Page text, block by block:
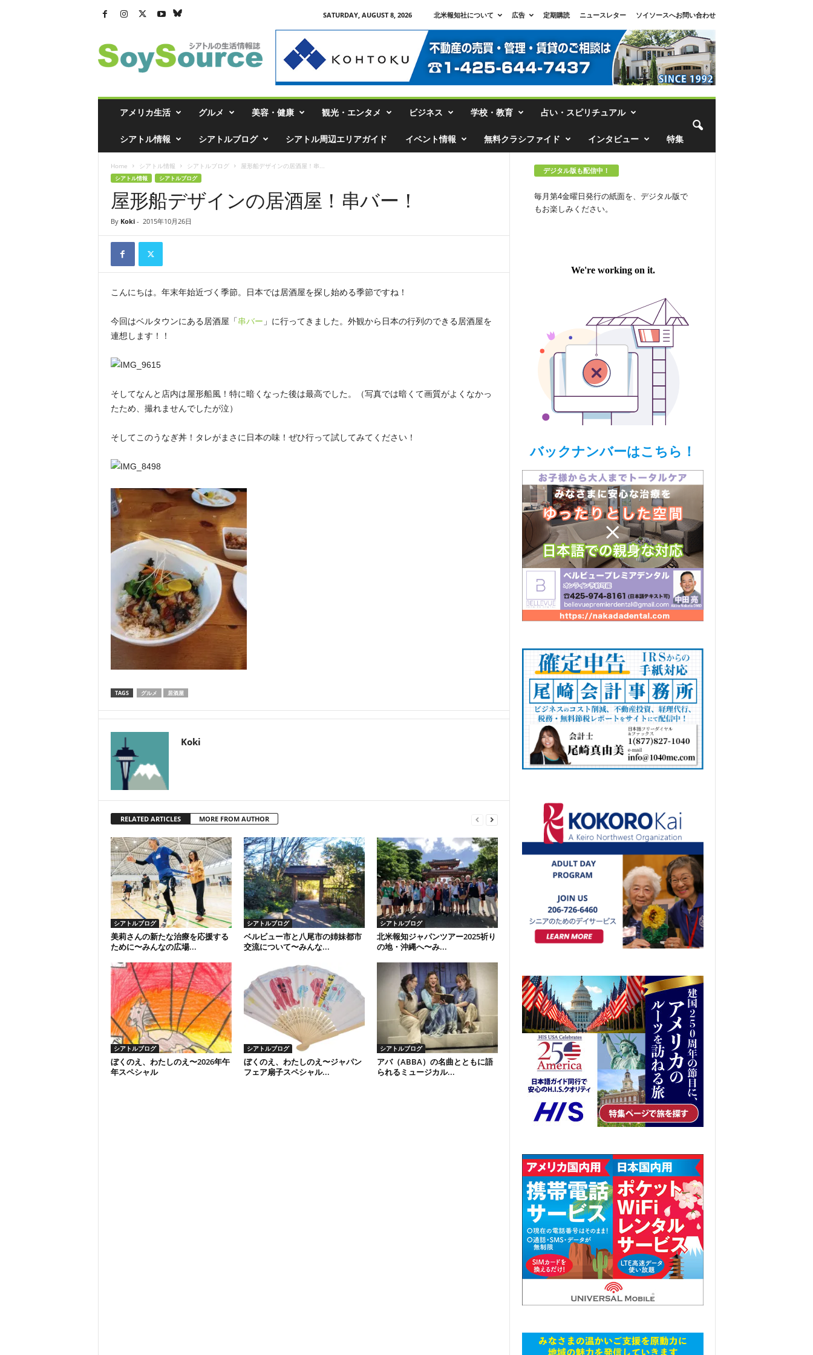
SATURDAY, AUGUST 8, 2026 北米報知社について 広告 定期購読 ニュースレター
ソイソースへお問い合わせ
ト
ル
アメリカ生活 グルメ 美容・健康 観光・エンタメ ビジネス 学校・教育 占い・スピリチュアル
シアトル情報 シアトルブログ シアトル周辺エリアガイド イベント情報 無料クラシファイド インタビュー 特集
Home シアトル情報 シアトルブログ 屋形船デザインの居酒屋！串...
シアトル情報 シアトルブログ
屋形船デザインの居酒屋！串バー！
By Koki- 2015年10月26日
こんにちは。年末年始近づく季節。日本では居酒屋を探し始める季節ですね！
今回はベルタウンにある居酒屋「串バー 」に行ってきました。外観から日本の行列のできる居酒屋を
連想します！！
そしてなんと店内は屋形船風！特に暗くなった後は最高でした。（写真では暗くて画質がよくなかっ
たため、撮れませんでしたが泣）
そしてこのうなぎ丼！タレがまさに日本の味！ぜひ行って試してみてください！
TAGS グルメ 居酒屋
Koki
RELATED ARTICLES MORE FROM AUTHOR
シアトルブログ
美莉さんの新たな治療を応援する
ために〜みんなの広場...
シアトルブログ
ベルビュー市と八尾市の姉妹都市
交流について〜みんな...
シアトルブログ
北米報知ジャパンツアー2025祈り
の地・沖縄へ〜み...
シアトルブログ
ぼくのえ、わたしのえ〜2026年午
年スペシャル
シアトルブログ
ぼくのえ、わたしのえ〜ジャパン
フェア扇子スペシャル...
シアトルブログ
アバ（ABBA）の名曲とともに語
られるミュージカル...
デジタル版も配信中！
毎月第4金曜日発行の紙面を、デジタル版で
もお楽しみください。
バックナンバーはこちら！